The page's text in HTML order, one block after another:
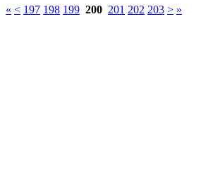
« < 197 198 199 200 201 202 203 > »